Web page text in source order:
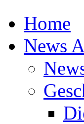
Home
News